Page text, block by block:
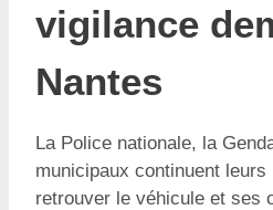
vigilance
Nantes
La Police nationale, la
municipaux continuent
retrouver le véhicule et ses